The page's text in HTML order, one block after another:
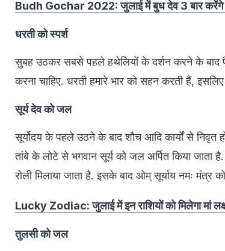
Budh Gochar 2022: जुलाई में बुध देव 3 बार करेंगे
धरती को स्पर्श
सुबह उठकर सबसे पहले हथेलियों के दर्शन करने के बाद
करना चाहिए. धरती हमारे भार को सहन करती हैं,
सूर्य देव को जल
सूर्योदय के पहले उठने के बाद शौच आदि कार्यों से
तांबे के लोटे से भगवान सूर्य को जल अर्पित किया जाता
रोली मिलाया जाता है. इसके बाद ओम् सूर्याय नमः मंत्र
Lucky Zodiac: जुलाई में इन राशियों को मिलेगा मां
तुलसी को जल